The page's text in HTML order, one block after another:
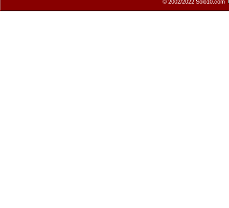
© 2002/2022 Solo10.com